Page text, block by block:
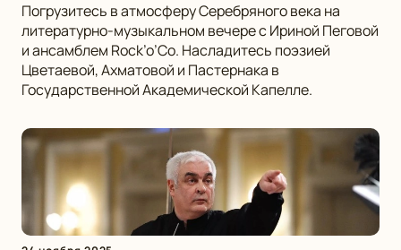
Погрузитесь в атмосферу Серебряного века на
литературно-музыкальном вечере с Ириной Пеговой
и ансамблем Rock’o’Co. Насладитесь поэзией
Цветаевой, Ахматовой и Пастернака в
Государственной Академической Капелле.